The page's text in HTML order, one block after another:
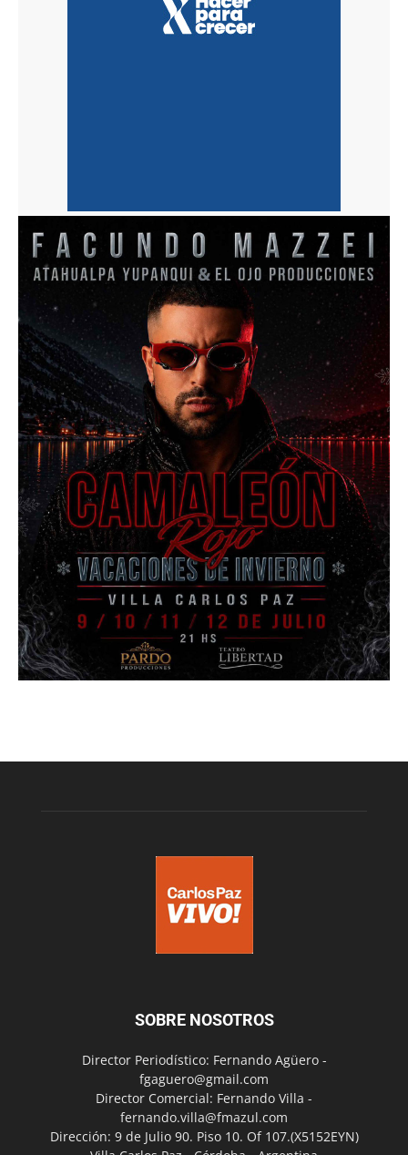
SOBRE NOSOTROS
Director Periodístico: Fernando Agüero -
fgaguero@gmail.com
Director Comercial: Fernando Villa -
fernando.villa@fmazul.com
Dirección: 9 de Julio 90. Piso 10. Of 107.(X5152EYN)